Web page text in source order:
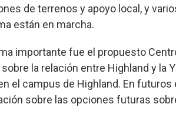
de terrenos y apoyo local, y
están en marcha.
importante fue el propuesto
la relación entre Highland y la
el campus de Highland. En
sobre las opciones futuras